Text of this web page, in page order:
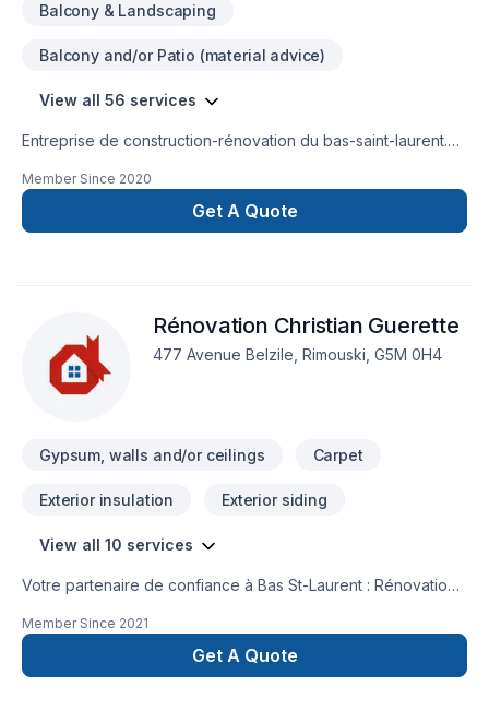
Balcony & Landscaping
Balcony and/or Patio (material advice)
View all 56 services
Entreprise de construction-rénovation du bas-saint-laurent.
(résidentiels et commerciaux) pour maximiser les revenus.
Possibilité de notes de calculs et de plans signés par un
ingénieur.
Member Since 2020
Get A Quote
Rénovation Christian Guerette
477 Avenue Belzile, Rimouski, G5M 0H4
Gypsum, walls and/or ceilings Carpet
Exterior insulation Exterior siding
View all 10 services
Votre partenaire de confiance à Bas St-Laurent : Rénovation
Maçonnerie, Peinture, Plancher, Revêtement extérieur, Tapis,
prêt à concrétiser vos projets les plus ambitieux. Nous
croyons en l'importance d'une approche personnalisée,
Member Since 2021
Get A Quote